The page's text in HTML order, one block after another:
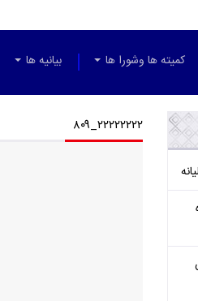
کمیته ها وشورا ها بیانیه ها
۲۲۲۲۲۲۲۲_۸۰۹